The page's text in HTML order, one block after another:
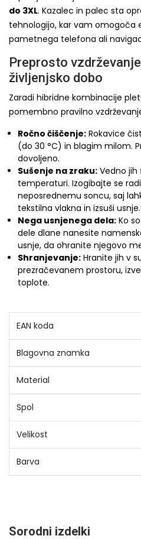
do 3XL. Kazalec in palec sta
tehnologijo, kar vam omogoča
pametnega telefona ali
Preprosto
življenjsko dobo
Zaradi hibridne kombinacije
pomembno pravilno
Ročno čiščenje: Rokavice
(do 30 °C) in blagim milom.
dovoljeno.
Sušenje na zraku: Vedno jih
temperaturi. Izogibajte se
neposrednemu soncu, saj
tekstilna vlakna in izsuši usnje.
Nega usnjenega dela: Ko
dele dlane nanesite
usnje, da ohranite njegovo
Shranjevanje: Hranite jih v
prezračevanem prostoru,
toplote.
EAN koda
Blagovna znamka
Material
Spol
Velikost
Barva
Sorodni izdelki